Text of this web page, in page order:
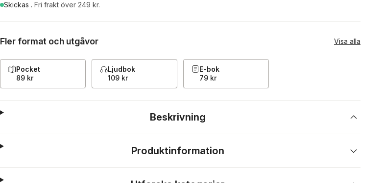
Skickas . Fri frakt över 249 kr.
Fler format och utgåvor Visa alla
Pocket
89 kr
Ljudbok
109 kr
E-bok
79 kr
Beskrivning
Produktinformation